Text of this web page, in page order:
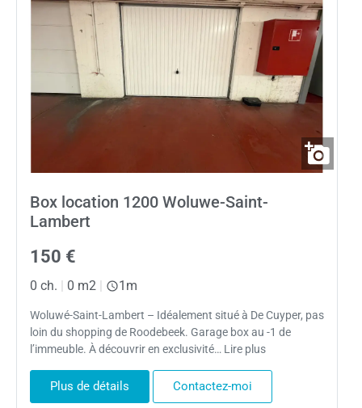
Box location 1200 Woluwe-Saint-
Lambert
150 €
0 ch. | 0 m2 | 1m
Woluwé-Saint-Lambert – Idéalement situé à De Cuyper, pas
loin du shopping de Roodebeek. Garage box au -1 de
l’immeuble. À découvrir en exclusivité… Lire plus
Plus de détails Contactez-moi